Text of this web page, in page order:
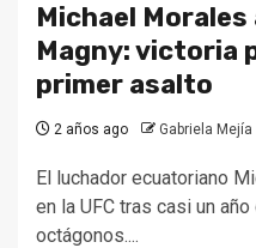
Michael
Magny: victoria
primer asalto
2 años ago Gabriela Mejía
El luchador ecuatoriano
en la UFC tras casi un
octágonos....